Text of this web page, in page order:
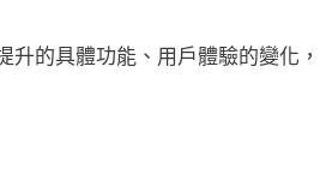
的具體功能、用戶體驗的變化，